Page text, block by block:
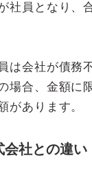
社員となり、
は会社が債務
場合、金額に
があります。
会社との違い